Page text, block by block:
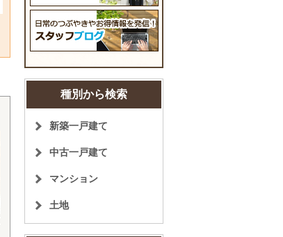
種別から検索
新築一戸建て
中古一戸建て
マンション
土地